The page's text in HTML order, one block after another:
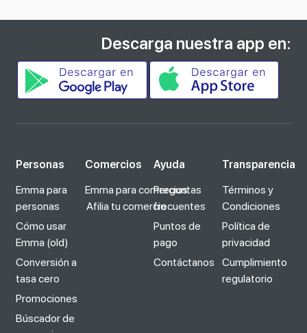
Descarga nuestra app en:
Personas
Emma para
personas
Cómo usar
Emma (old)
Conversión a
tasa cero
Promociones
Búscador de
Comercios
Emma para comercios
Afilia tu comercio
Ayuda
Preguntas
frecuentes
Puntos de
pago
Contáctanos
Transparencia
Términos y
Condiciones
Política de
privacidad
Cumplimiento
regulatorio